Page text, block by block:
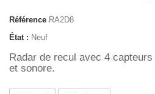
Référence RA2D8
État : Neuf
Radar de recul avec 4
et sonore.